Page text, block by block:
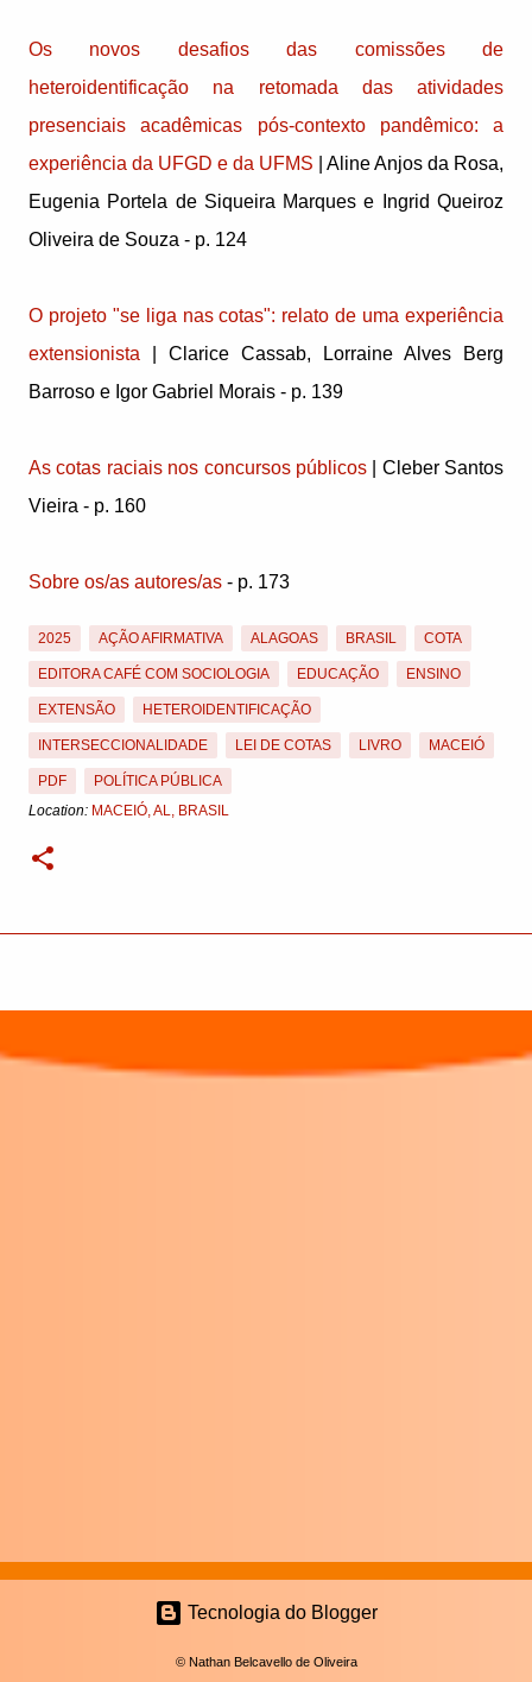
Os novos desafios das comissões de
heteroidentificação na retomada das atividades
presenciais acadêmicas pós-contexto pandêmico: a
experiência da UFGD e da UFMS | Aline Anjos da Rosa,
Eugenia Portela de Siqueira Marques e Ingrid Queiroz
Oliveira de Souza - p. 124
O projeto "se liga nas cotas": relato de uma experiência
extensionista | Clarice Cassab, Lorraine Alves Berg
Barroso e Igor Gabriel Morais - p. 139
As cotas raciais nos concursos públicos| Cleber Santos
Vieira - p. 160
Sobre os/as autores/as - p. 173
2025 AÇÃO AFIRMATIVA ALAGOAS BRASIL COTA
EDITORA CAFÉ COM SOCIOLOGIA EDUCAÇÃO ENSINO
EXTENSÃO HETEROIDENTIFICAÇÃO
INTERSECCIONALIDADE LEI DE COTAS LIVRO MACEIÓ
PDF
POLÍTICA PÚBLICA
Location: MACEIÓ, AL, BRASIL
Tecnologia do Blogger
© Nathan Belcavello de Oliveira